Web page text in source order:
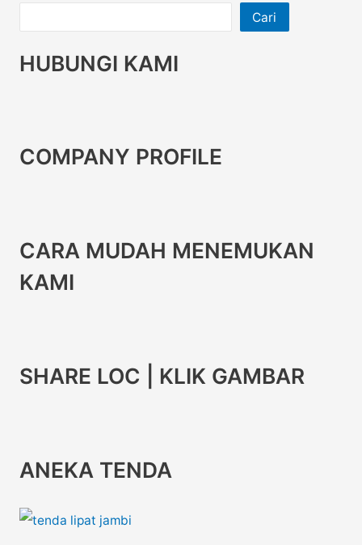
Cari
HUBUNGI KAMI
COMPANY PROFILE
CARA MUDAH MENEMUKAN
KAMI
SHARE LOC | KLIK GAMBAR
ANEKA TENDA